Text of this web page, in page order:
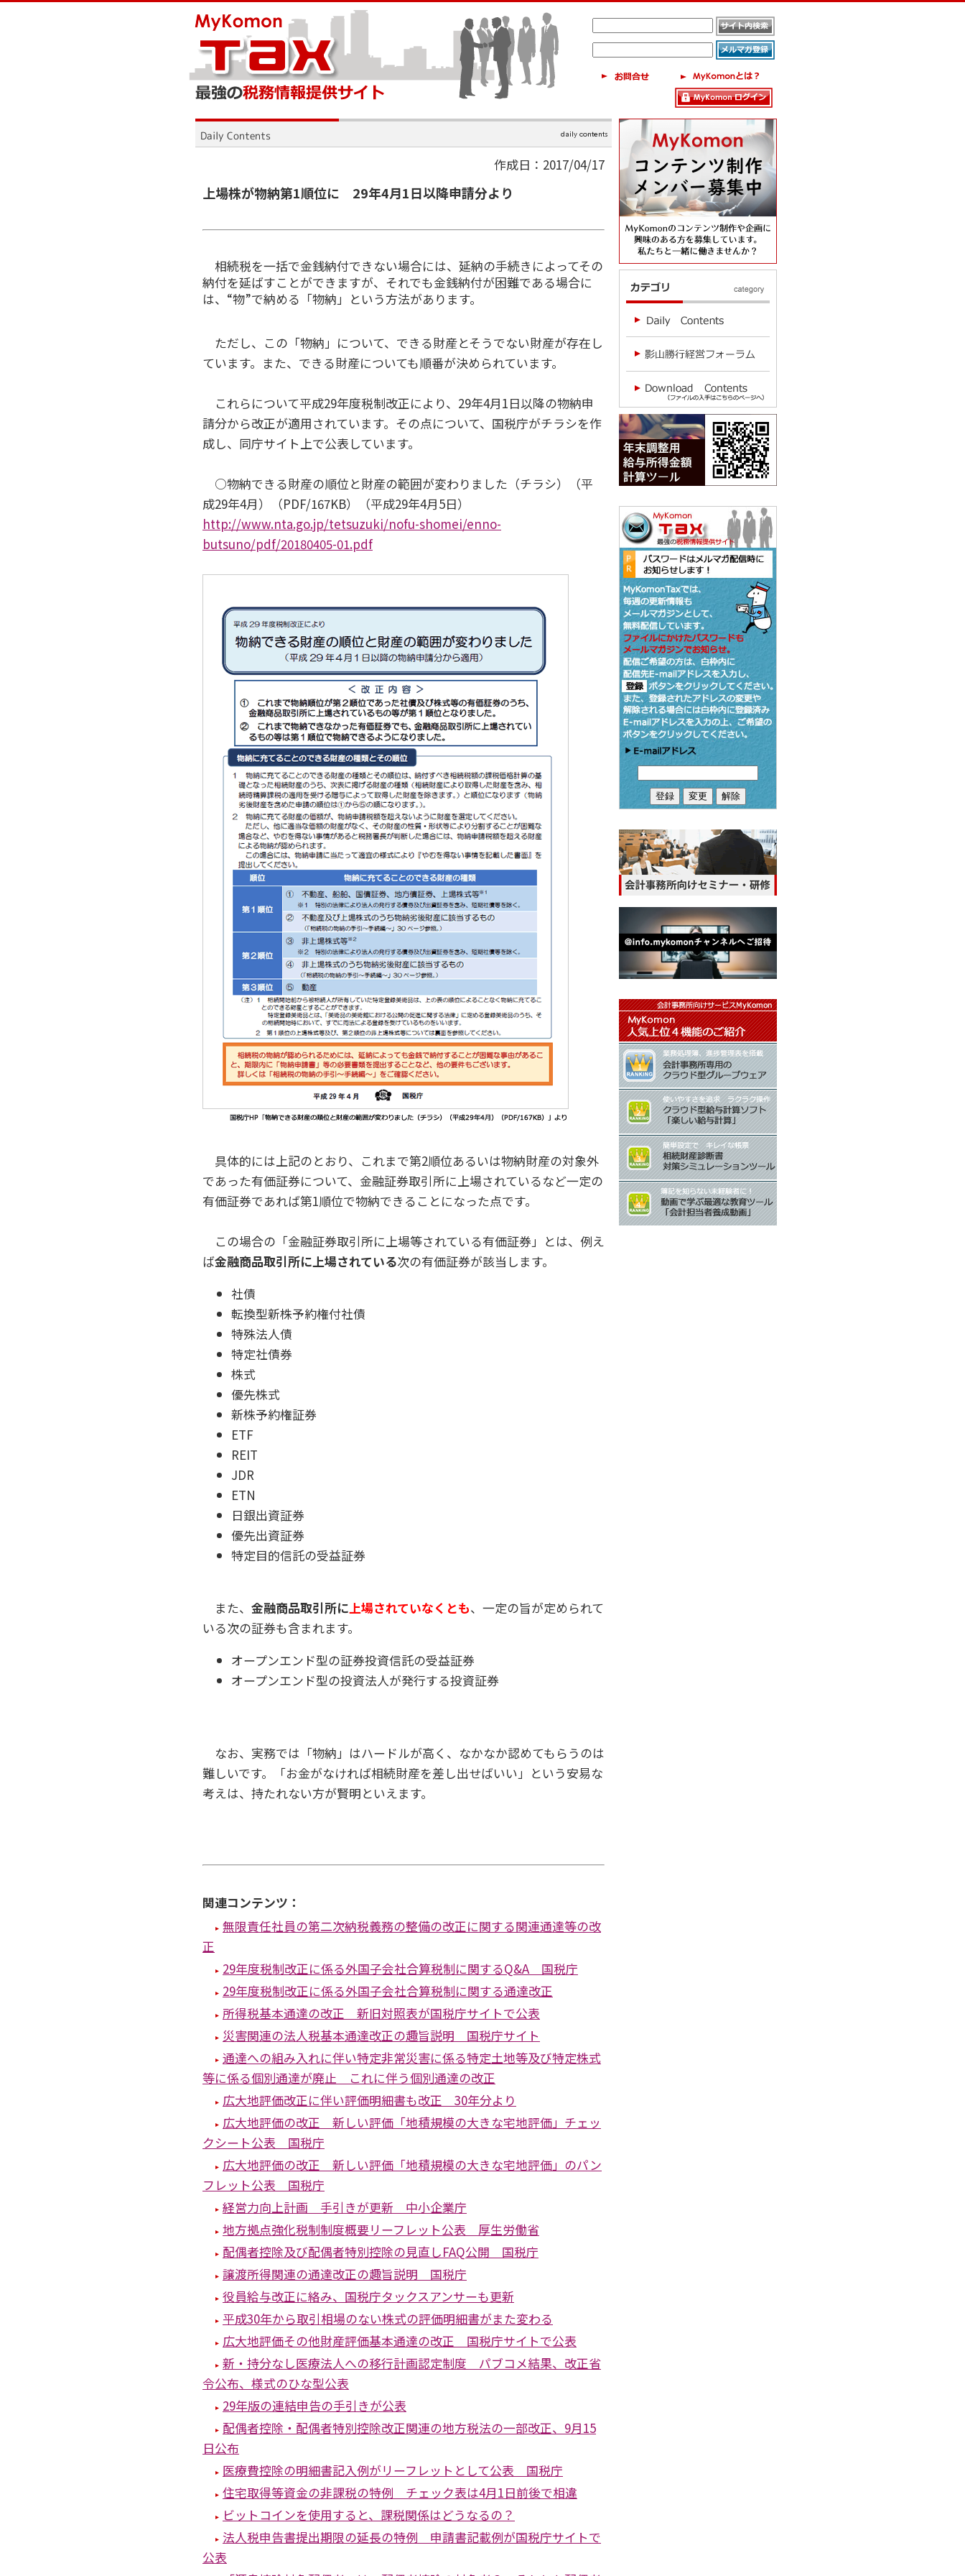
作成日：2017/04/17
上場株が物納第1順位に 29年4月1日以降申請分より
相続税を一括で金銭納付できない場合には、延納の手続きによってその
納付を延ばすことができますが、それでも金銭納付が困難である場合に
は、“物”で納める「物納」という方法があります。
ただし、この「物納」について、できる財産とそうでない財産が存在し
ています。また、できる財産についても順番が決められています。
これらについて平成29年度税制改正により、29年4月1日以降の物納申
請分から改正が適用されています。その点について、国税庁がチラシを作
成し、同庁サイト上で公表しています。
○物納できる財産の順位と財産の範囲が変わりました（チラシ）（平
成29年4月）（PDF/167KB）（平成29年4月5日）
http://www.nta.go.jp/tetsuzuki/nofu-shomei/enno-
butsuno/pdf/20180405-01.pdf
具体的には上記のとおり、これまで第2順位あるいは物納財産の対象外
であった有価証券について、金融証券取引所に上場されているなど一定の
有価証券であれば第1順位で物納できることになった点です。
この場合の「金融証券取引所に上場等されている有価証券」とは、例え
ば金融商品取引所に上場されている次の有価証券が該当します。
社債
転換型新株予約権付社債
特殊法人債
特定社債券
株式
優先株式
新株予約権証券
ETF
REIT
JDR
ETN
日銀出資証券
優先出資証券
特定目的信託の受益証券
また、 金融商品取引所に上場されていなくとも、一定の旨が定められて
いる次の証券も含まれます。
オープンエンド型の証券投資信託の受益証券
オープンエンド型の投資法人が発行する投資証券
なお、実務では「物納」はハードルが高く、なかなか認めてもらうのは
難しいです。「お金がなければ相続財産を差し出せばいい」という安易な
考えは、持たれない方が賢明といえます。
関連コンテンツ：
無限責任社員の第二次納税義務の整備の改正に関する関連通達等の改
正
29年度税制改正に係る外国子会社合算税制に関するQ&A 国税庁
29年度税制改正に係る外国子会社合算税制に関する通達改正
所得税基本通達の改正 新旧対照表が国税庁サイトで公表
災害関連の法人税基本通達改正の趣旨説明 国税庁サイト
通達への組み入れに伴い特定非常災害に係る特定土地等及び特定株式
等に係る個別通達が廃止 これに伴う個別通達の改正
広大地評価改正に伴い評価明細書も改正 30年分より
広大地評価の改正 新しい評価「地積規模の大きな宅地評価」チェッ
クシート公表 国税庁
広大地評価の改正 新しい評価「地積規模の大きな宅地評価」のパン
フレット公表 国税庁
経営力向上計画 手引きが更新 中小企業庁
地方拠点強化税制制度概要リーフレット公表 厚生労働省
配偶者控除及び配偶者特別控除の見直しFAQ公開 国税庁
譲渡所得関連の通達改正の趣旨説明 国税庁
役員給与改正に絡み、国税庁タックスアンサーも更新
平成30年から取引相場のない株式の評価明細書がまた変わる
広大地評価その他財産評価基本通達の改正 国税庁サイトで公表
新・持分なし医療法人への移行計画認定制度 パブコメ結果、改正省
令公布、様式のひな型公表
29年版の連結申告の手引きが公表
配偶者控除・配偶者特別控除改正関連の地方税法の一部改正、9月15
日公布
医療費控除の明細書記入例がリーフレットとして公表 国税庁
住宅取得等資金の非課税の特例 チェック表は4月1日前後で相違
ビットコインを使用すると、課税関係はどうなるの？
法人税申告書提出期限の延長の特例 申請書記載例が国税庁サイトで
公表